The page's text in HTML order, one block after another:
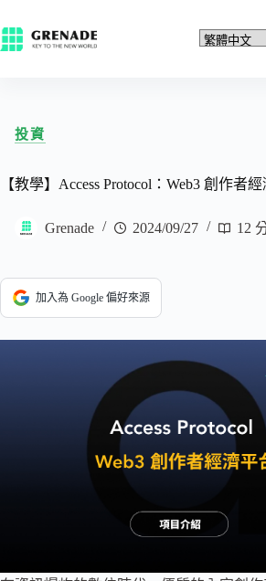
投資
【教學】Access Protocol：Web3 創作者
Grenade 2024/09/27 12
加入為 Google 偏好來源